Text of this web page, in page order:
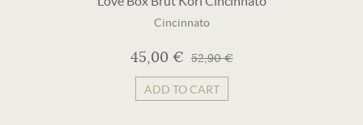
Cincinnato
45,00 € 52,90 €
ADD TO CART